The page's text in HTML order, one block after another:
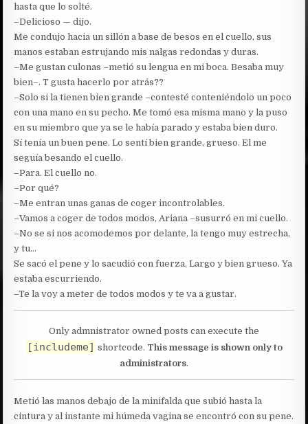
hasta que lo solté.
–Delicioso — dijo.
Me condujo hacia un sillón a base de besos en el cuello, sus
manos estaban estrujando mis nalgas redondas y duras.
–Me gustan culonas –metió su lengua en mi boca. Besaba muy
bien–. T gusta hacerlo por atrás??
–Solo si la tienen bien grande –contesté conteniéndolo un poco
con una mano en su pecho. Me tomó esa misma mano y la puso
en su miembro que ya se le había parado y estaba bien duro.
Sí tenía un buen pene. Lo sentí bien grande, grueso. El me
seguía besando el cuello.
–Para. El cuello no.
–Por qué?
–Me entran unas ganas de coger incontrolables.
–Vamos a coger de todos modos, Ariana –susurró en mi cuello.
–No se si nos acomodemos por delante, la tengo muy estrecha,
y tu…
Se sacó el pene y lo sacudió con fuerza. Largo y bien grueso. Ya
estaba escurriendo.
–Te la voy a meter de todos modos y te va a gustar.
Only admnistrator owned posts can execute the
[includeme] shortcode. This message is shown only to
administrators.
Metió las manos debajo de la minifalda que subió hasta la
cintura y al instante mi húmeda vagina se encontró con su pene.